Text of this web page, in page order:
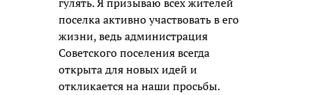
поселка активно участвовать в его
жизни, ведь администрация
Советского поселения всегда
открыта для новых идей и
откликается на наши просьбы.